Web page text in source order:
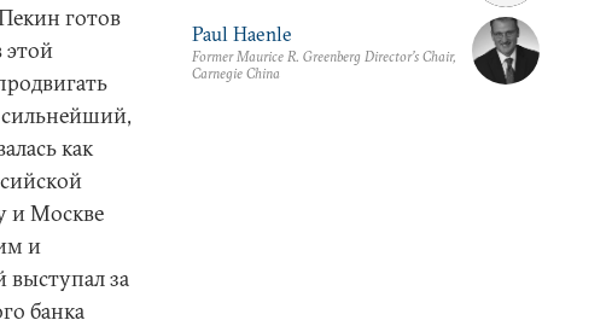
готов
сильнейший,
как
и Москве
и
выступал за
банка
Paul Haenle
Former Maurice R. Greenberg Director’s Chair,
Carnegie China